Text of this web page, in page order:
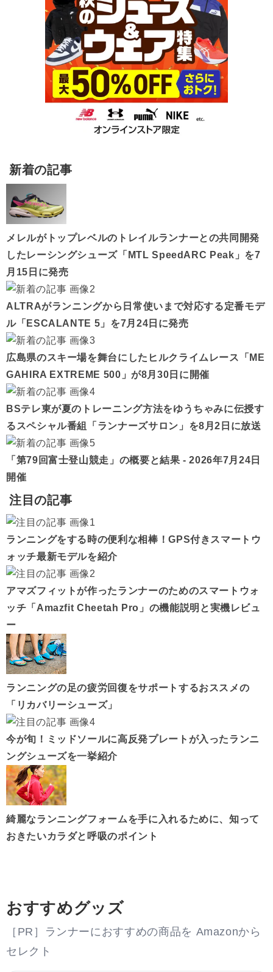
新着の記事
メレルがトップレベルのトレイルランナーとの共同開発
したレーシングシューズ「MTL SpeedARC Peak」を7
月15日に発売
ALTRAがランニングから日常使いまで対応する定番モデ
ル「ESCALANTE 5」を7月24日に発売
広島県のスキー場を舞台にしたヒルクライムレース「ME
GAHIRA EXTREME 500」が8月30日に開催
BSテレ東が夏のトレーニング方法をゆうちゃみに伝授す
るスペシャル番組「ランナーズサロン」を8月2日に放送
「第79回富士登山競走」の概要と結果 - 2026年7月24日
開催
注目の記事
ランニングをする時の便利な相棒！GPS付きスマートウ
ォッチ最新モデルを紹介
アマズフィットが作ったランナーのためのスマートウォ
ッチ「Amazfit Cheetah Pro」の機能説明と実機レビュ
ー
ランニングの足の疲労回復をサポートするおススメの
「リカバリーシューズ」
今が旬！ミッドソールに高反発プレートが入ったランニ
ングシューズを一挙紹介
綺麗なランニングフォームを手に入れるために、知って
おきたいカラダと呼吸のポイント
おすすめグッズ
［PR］ランナーにおすすめの商品を Amazonから
セレクト